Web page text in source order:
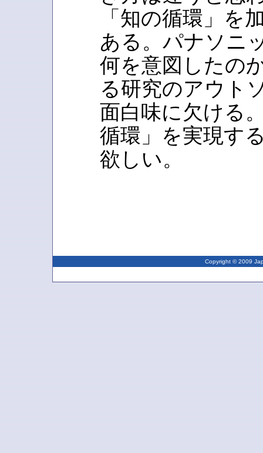
「知の循環」を
ある。パナソニ
何を意図したの
る研究のアウト
面白味に欠ける
循環」を実現す
欲しい。
Copyright © 2009